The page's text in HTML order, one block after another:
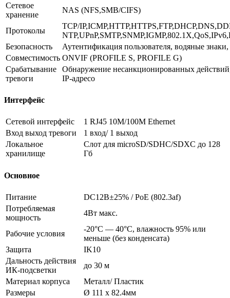
Сетевое
хранение
NAS (NFS,SMB/CIFS)
Протоколы
TCP/
Безопасность
Аутентификация пользователя, водяные
Совместимость ONVIF (PROFILE S, PROFILE G)
Срабатывание
тревоги
Обнаружение несанкционированных
IP-адресо
Интерфейс
Сетевой интерфейс
1 RJ45 10M/100M Ethernet
Вход выход тревоги
1 вход/ 1 выход
Локальное
хранилище
Слот для microSD/SDHC/SDXC до 128
Гб
Основное
Питание
DC12В±25% / PoE (802.3af)
Потребляемая
мощность
4Вт макс.
Рабочие условия
-20°С — 40°С, влажность 95% или
меньше (без конденсата)
Защита
IK10
Дальность действия
ИК-подсветки
до 30 м
Материал корпуса
Металл/ Пластик
Размеры
Ø 111 х 82.4мм